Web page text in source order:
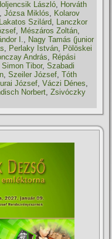
László, Horváth
,Józsa Miklós, Kolarov
Lakatos Szilárd, Lanczkor
, Mészáros Zoltán,
I., Nagy Tamás (junior
, Perlaky István, Pölöskei
András, Répási
Simon Tibor,Szabadi
,Szeiler József,Tóth
József,Váczi Dénes,
Norbert,Zsivóczky